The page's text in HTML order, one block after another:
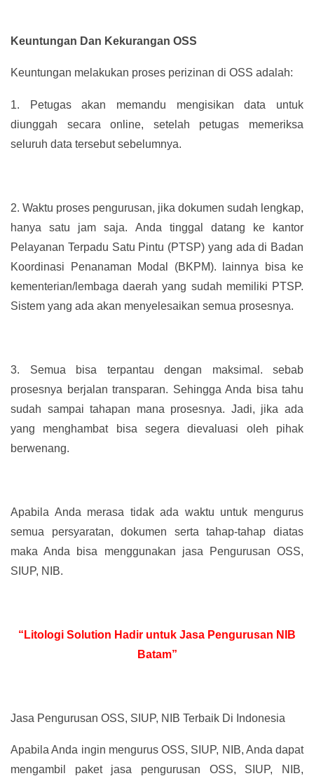
Keuntungan Dan Kekurangan OSS
Keuntungan melakukan proses perizinan di OSS adalah:
1.
Petugas akan memandu mengisikan data untuk
diunggah secara online, setelah petugas memeriksa
seluruh data tersebut sebelumnya.
2. Waktu proses pengurusan, jika dokumen sudah lengkap,
hanya satu jam saja. Anda tinggal datang ke kantor
Pelayanan Terpadu Satu Pintu (PTSP) yang ada di Badan
Koordinasi Penanaman Modal (BKPM). lainnya bisa ke
kementerian/lembaga daerah yang sudah memiliki PTSP.
Sistem yang ada akan menyelesaikan semua prosesnya.
3.
Semua bisa terpantau dengan maksimal. sebab
prosesnya berjalan transparan. Sehingga Anda bisa tahu
sudah sampai tahapan mana prosesnya. Jadi, jika ada
yang menghambat bisa segera dievaluasi oleh pihak
berwenang.
Apabila Anda merasa tidak ada waktu untuk mengurus
semua persyaratan, dokumen serta tahap-tahap diatas
maka Anda bisa menggunakan jasa Pengurusan OSS,
SIUP, NIB.
“Litologi Solution Hadir untuk Jasa Pengurusan NIB
Batam”
Jasa Pengurusan OSS, SIUP, NIB Terbaik Di Indonesia
Apabila Anda ingin mengurus OSS, SIUP, NIB, Anda dapat
mengambil paket jasa pengurusan OSS, SIUP, NIB,